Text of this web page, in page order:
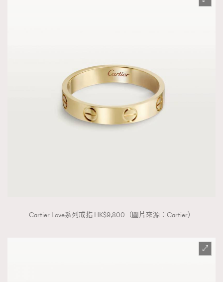
Cartier Love系列戒指 HK$9,800（圖片來源：Cartier）